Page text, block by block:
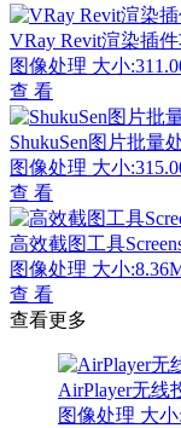
VRay Revit渲染插
图像处理 大小
查 看
ShukuSen图片批量
图像处理 大小
查 看
高效截图工具
图像处理 大小
查 看
查看更多
AirPlayer无线
图像处理 大